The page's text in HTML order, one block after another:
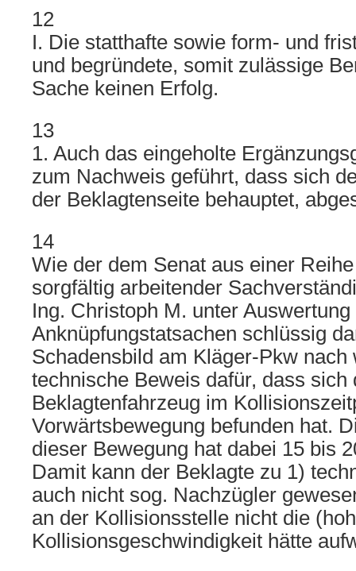
12
I. Die statthafte sowie form- und
und begründete, somit zulässige
Sache keinen Erfolg.
13
1. Auch das eingeholte
zum Nachweis geführt, dass sich
der Beklagtenseite behauptet,
14
Wie der dem Senat aus einer
sorgfältig arbeitender
Ing. Christoph M. unter Auswertung
Anknüpfungstatsachen schlüssig
Schadensbild am Kläger-Pkw nach
technische Beweis dafür, dass sich
Beklagtenfahrzeug im
Vorwärtsbewegung befunden hat.
dieser Bewegung hat dabei 15 bis
Damit kann der Beklagte zu 1)
auch nicht sog. Nachzügler
an der Kollisionsstelle nicht die
Kollisionsgeschwindigkeit hätte